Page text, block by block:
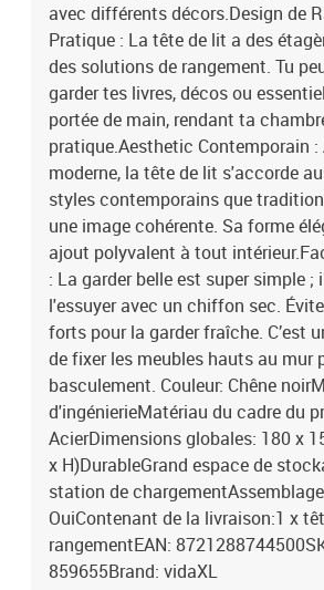
avec différents décors.Design de
Pratique : La tête de lit a des
des solutions de rangement. Tu
garder tes livres, décos ou
portée de main, rendant ta
pratique.Aesthetic Contemporain :
moderne, la tête de lit s'accorde
styles contemporains que
une image cohérente. Sa forme
ajout polyvalent à tout
: La garder belle est super simple
l'essuyer avec un chiffon sec.
forts pour la garder fraîche. C’est
de fixer les meubles hauts au mur
basculement. Couleur: Chêne
d'ingénierieMatériau du cadre du
AcierDimensions globales: 180 x
x H)DurableGrand espace de
station de
OuiContenant de la livraison:1 x
rangementEAN:
859655Brand: vidaXL